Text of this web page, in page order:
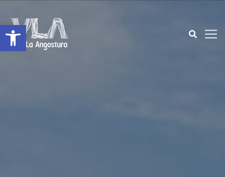
Abrir a barra de ferramentas